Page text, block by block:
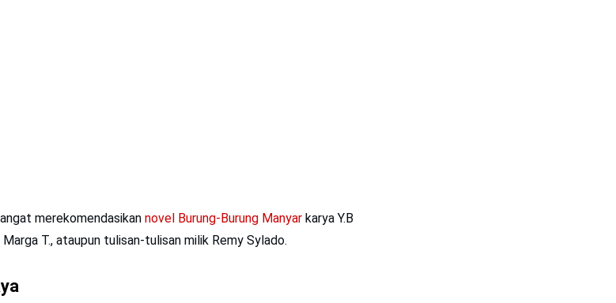
merekomendasikan novel Burung-Burung Manyar karya Y.B
T., ataupun tulisan-tulisan milik Remy Sylado.